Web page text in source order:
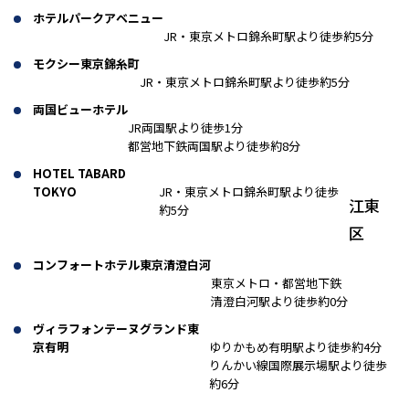
ホテルパークアベニュー
JR・東京メトロ錦糸町駅より徒歩約5分
モクシー東京錦糸町
JR・東京メトロ錦糸町駅より徒歩約5分
両国ビューホテル
JR両国駅より徒歩1分
都営地下鉄両国駅より徒歩約8分
HOTEL TABARD
TOKYO
JR・東京メトロ錦糸町駅より徒歩
約5分
江東
区
コンフォートホテル東京清澄白河
東京メトロ・都営地下鉄
清澄白河駅より徒歩約0分
ヴィラフォンテーヌグランド東
京有明
ゆりかもめ有明駅より徒歩約4分
りんかい線国際展示場駅より徒歩
約6分